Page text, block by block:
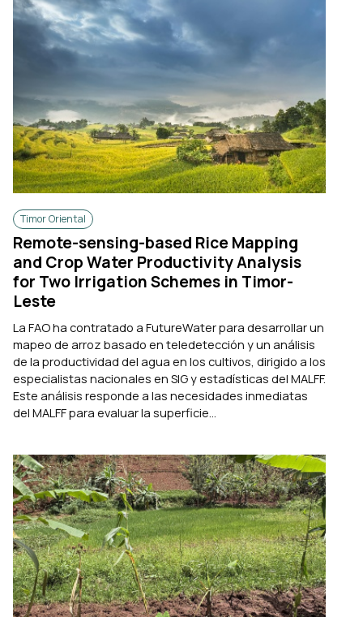
Timor Oriental
Remote-sensing-based Rice Mapping
and Crop Water Productivity Analysis
for Two Irrigation Schemes in Timor-
Leste
La FAO ha contratado a FutureWater para desarrollar un
mapeo de arroz basado en teledetección y un análisis
de la productividad del agua en los cultivos, dirigido a los
especialistas nacionales en SIG y estadísticas del MALFF.
Este análisis responde a las necesidades inmediatas
del MALFF para evaluar la superficie...